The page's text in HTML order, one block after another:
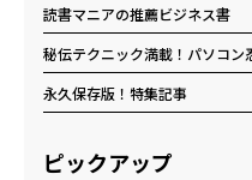
読書マニアの推薦ビジネス書
秘伝テクニック満載！パソコン
永久保存版！特集記事
ピックアップ